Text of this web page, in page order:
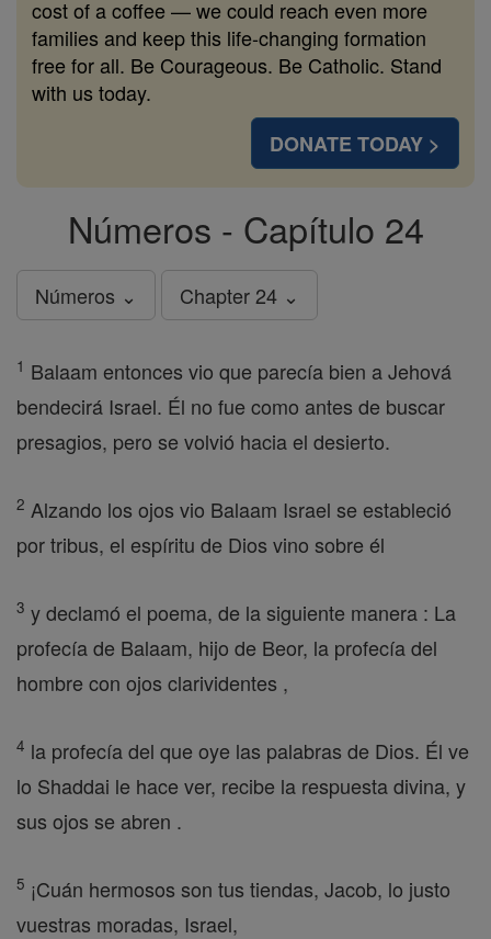
cost of a coffee — we could reach even more
families and keep this life-changing formation
free for all. Be Courageous. Be Catholic. Stand
with us today.
DONATE TODAY >
Números - Capítulo 24
Números ⌄ Chapter 24 ⌄
1 Balaam entonces vio que parecía bien a Jehová
bendecirá Israel. Él no fue como antes de buscar
presagios, pero se volvió hacia el desierto.
2 Alzando los ojos vio Balaam Israel se estableció
por tribus, el espíritu de Dios vino sobre él
3 y declamó el poema, de la siguiente manera : La
profecía de Balaam, hijo de Beor, la profecía del
hombre con ojos clarividentes ,
4 la profecía del que oye las palabras de Dios. Él ve
lo Shaddai le hace ver, recibe la respuesta divina, y
sus ojos se abren .
5 ¡Cuán hermosos son tus tiendas, Jacob, lo justo
vuestras moradas, Israel,